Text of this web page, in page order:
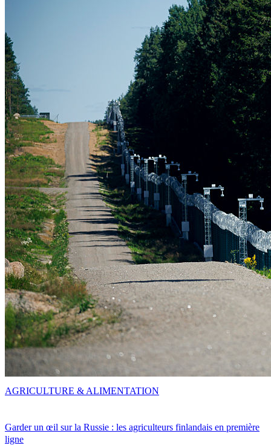
Garder un œil sur la Russie : les agriculteurs finlandais en première
ligne
AGRICULTURE & ALIMENTATION